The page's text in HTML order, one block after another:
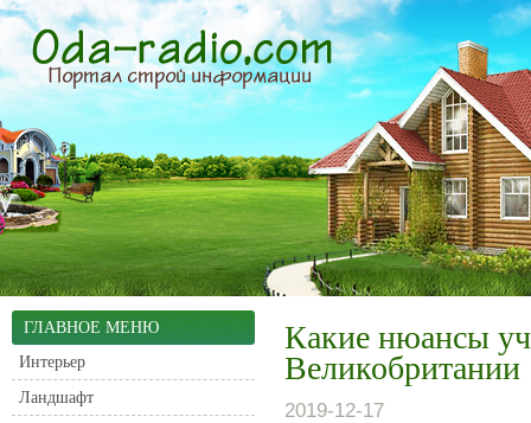
ГЛАВНОЕ МЕНЮ
Интерьер
Ландшафт
Какие нюансы
Великобритании
2019-12-17